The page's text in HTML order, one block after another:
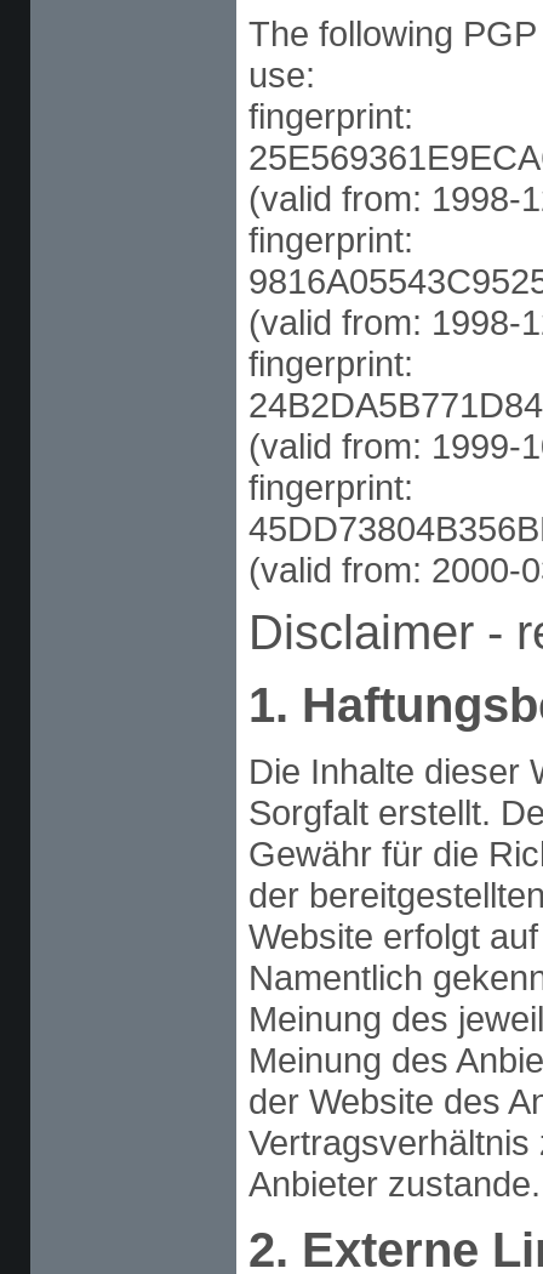
The following
use:
fingerprint:
(valid from: 1998-
fingerprint:
(valid from: 1998-
fingerprint:
(valid from: 1999-
fingerprint:
(valid from: 2000-
Disclaimer -
1.
Die Inhalte dieser
Sorgfalt erstellt.
Gewähr für die
der
Website erfolgt
Namentlich
Meinung des
Meinung des
der Website des
Anbieter zustande.
2. Externe